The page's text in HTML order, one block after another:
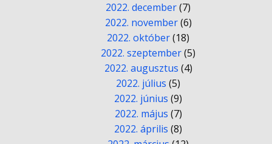
2022. december(7)
2022. november(6)
2022. október(18)
2022. szeptember(5)
2022. augusztus (4)
2022. július (5)
2022. június (9)
2022. május (7)
2022. április (8)